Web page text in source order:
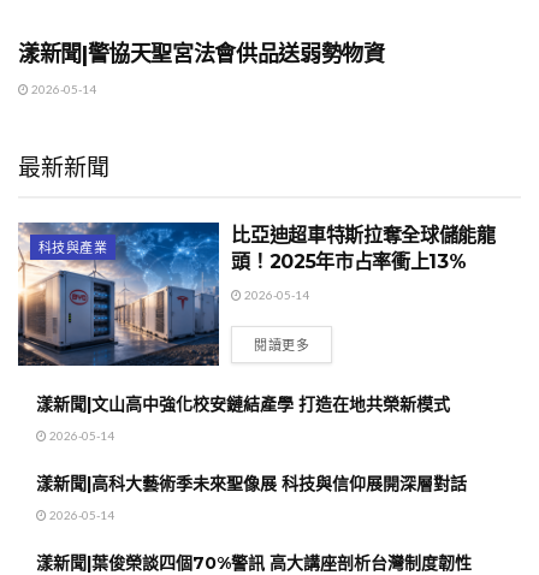
漾新聞|警協天聖宮法會供品送弱勢物資
2026-05-14
最新新聞
科技與產業
比亞迪超車特斯拉奪全球儲能龍
頭！2025年市占率衝上13%
2026-05-14
閱讀更多
漾新聞|文山高中強化校安鏈結產學 打造在地共榮新模式
2026-05-14
漾新聞|高科大藝術季未來聖像展 科技與信仰展開深層對話
2026-05-14
漾新聞|葉俊榮談四個70%警訊 高大講座剖析台灣制度韌性